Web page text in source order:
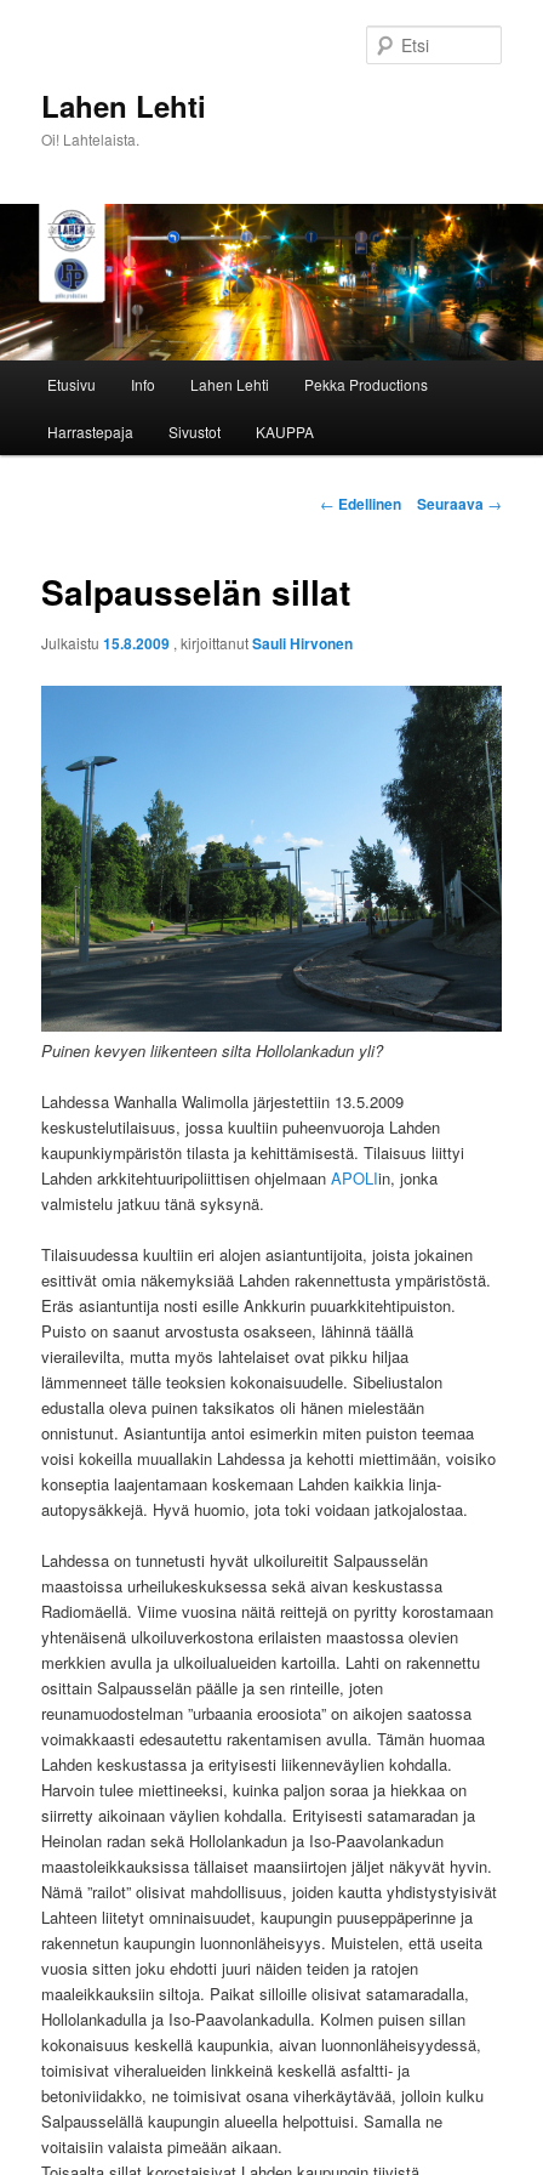
Lahen Lehti
Oi! Lahtelaista.
Etusivu Info Lahen Lehti Pekka Productions
Harrastepaja Sivustot KAUPPA
Artikkelien
← Edellinen Seuraava →
Salpausselän sillat
Julkaistu15.8.2009 , kirjoittanutSauli Hirvonen
Puinen kevyen liikenteen silta Hollolankadun yli?
Lahdessa Wanhalla Walimolla järjestettiin 13.5.2009
keskustelutilaisuus, jossa kuultiin puheenvuoroja Lahden
kaupunkiympäristön tilasta ja kehittämisestä. Tilaisuus liittyi
Lahden arkkitehtuuripoliittisen ohjelmaanAPOLIin, jonka
valmistelu jatkuu tänä syksynä.
Tilaisuudessa kuultiin eri alojen asiantuntijoita, joista jokainen
esittivät omia näkemyksiää Lahden rakennettusta ympäristöstä.
Eräs asiantuntija nosti esille Ankkurin puuarkkitehtipuiston.
Puisto on saanut arvostusta osakseen, lähinnä täällä
vierailevilta, mutta myös lahtelaiset ovat pikku hiljaa
lämmenneet tälle teoksien kokonaisuudelle. Sibeliustalon
edustalla oleva puinen taksikatos oli hänen mielestään
onnistunut. Asiantuntija antoi esimerkin miten puiston teemaa
voisi kokeilla muuallakin Lahdessa ja kehotti miettimään, voisiko
konseptia laajentamaan koskemaan Lahden kaikkia linja-
autopysäkkejä. Hyvä huomio, jota toki voidaan jatkojalostaa.
Lahdessa on tunnetusti hyvät ulkoilureitit Salpausselän
maastoissa urheilukeskuksessa sekä aivan keskustassa
Radiomäellä. Viime vuosina näitä reittejä on pyritty korostamaan
yhtenäisenä ulkoiluverkostona erilaisten maastossa olevien
merkkien avulla ja ulkoilualueiden kartoilla. Lahti on rakennettu
osittain Salpausselän päälle ja sen rinteille, joten
reunamuodostelman ”urbaania eroosiota” on aikojen saatossa
voimakkaasti edesautettu rakentamisen avulla. Tämän huomaa
Lahden keskustassa ja erityisesti liikenneväylien kohdalla.
Harvoin tulee miettineeksi, kuinka paljon soraa ja hiekkaa on
siirretty aikoinaan väylien kohdalla. Erityisesti satamaradan ja
Heinolan radan sekä Hollolankadun ja Iso-Paavolankadun
maastoleikkauksissa tällaiset maansiirtojen jäljet näkyvät hyvin.
Nämä ”railot” olisivat mahdollisuus, joiden kautta yhdistystyisivät
Lahteen liitetyt omninaisuudet, kaupungin puuseppäperinne ja
rakennetun kaupungin luonnonläheisyys. Muistelen, että useita
vuosia sitten joku ehdotti juuri näiden teiden ja ratojen
maaleikkauksiin siltoja. Paikat silloille olisivat satamaradalla,
Hollolankadulla ja Iso-Paavolankadulla. Kolmen puisen sillan
kokonaisuus keskellä kaupunkia, aivan luonnonläheisyydessä,
toimisivat viheralueiden linkkeinä keskellä asfaltti- ja
betoniviidakko, ne toimisivat osana viherkäytävää, jolloin kulku
Salpausselällä kaupungin alueella helpottuisi. Samalla ne
voitaisiin valaista pimeään aikaan.